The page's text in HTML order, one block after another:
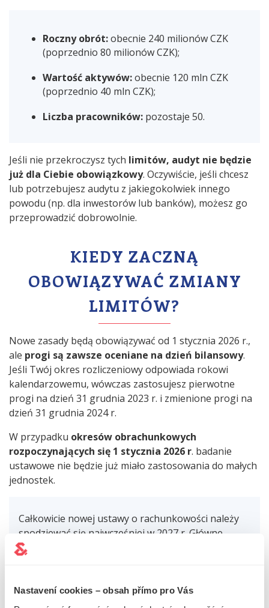
Nastavení cookies – obsah přímo pro Vás
Roczny obrót:obecnie 240 milionów CZK
(poprzednio 80 milionów CZK);
Wartość aktywów:obecnie 120 mln CZK
(poprzednio 40 mln CZK);
Liczba pracowników: pozostaje 50.
Jeśli nie przekroczysz tych limitów, audyt nie będzie
już dla Ciebie obowiązkowy. Oczywiście, jeśli chcesz
lub potrzebujesz audytu z jakiegokolwiek innego
powodu (np. dla inwestorów lub banków), możesz go
przeprowadzić dobrowolnie.
KIEDY ZACZNĄ
OBOWIĄZYWAĆ ZMIANY
LIMITÓW?
Nowe zasady będą obowiązywać od 1 stycznia 2026 r.,
ale progi są zawsze oceniane na dzień bilansowy.
Jeśli Twój okres rozliczeniowy odpowiada rokowi
kalendarzowemu, wówczas zastosujesz pierwotne
progi na dzień 31 grudnia 2023 r. i zmienione progi na
dzień 31 grudnia 2024 r.
W przypadku okresów obrachunkowych
rozpoczynających się 1 stycznia 2026 r. badanie
ustawowe nie będzie już miało zastosowania do małych
jednostek.
Całkowicie nowej ustawy o rachunkowości należy
spodziewać się najwcześniej w 2027 r. Główne
zmiany, jakie ma ona przynieść, zebraliśmy w